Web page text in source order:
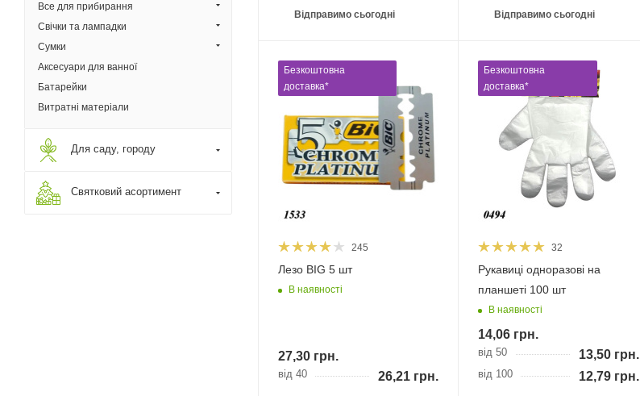
Відправимо сьогодні Відправимо сьогодні
Безкоштовна
доставка*
245
Лезо ВІG 5 шт
В наявності
27,30 грн.
від 40 26,21 грн.
Безкоштовна
доставка*
32
Рукавиці одноразові на
планшеті 100 шт
В наявності
14,06 грн.
від 50 13,50грн.
від 100 12,79грн.
Все для прибирання
Свічки та лампадки
Сумки
Аксесуари для ванної
Батарейки
Витратні матеріали
Для саду, городу
Святковий асортимент